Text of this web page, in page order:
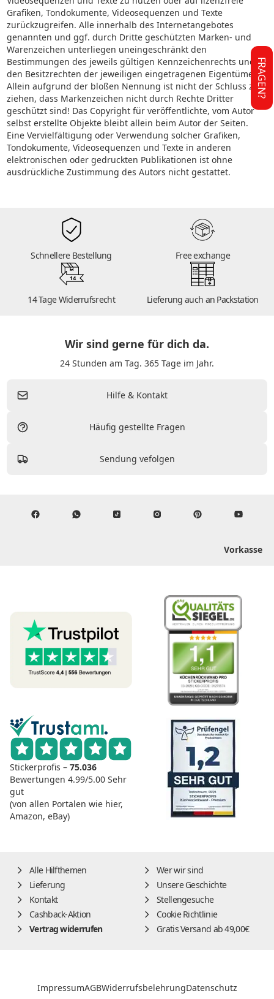
Grafiken, Tondokumente, Videosequenzen und Texte
zurückzugreifen. Alle innerhalb des Internetangebotes
genannten und ggf. durch Dritte geschützten Marken- und
Warenzeichen unterliegen uneingeschränkt den
Bestimmungen des jeweils gültigen Kennzeichenrechts und
den Besitzrechten der jeweiligen eingetragenen Eigentümer.
Allein aufgrund der bloßen Nennung ist nicht der Schluss zu
ziehen, dass Markenzeichen nicht durch Rechte Dritter
geschützt sind! Das Copyright für veröffentlichte, vom Autor
selbst erstellte Objekte bleibt allein beim Autor der Seiten.
Eine Vervielfältigung oder Verwendung solcher Grafiken,
Tondokumente, Videosequenzen und Texte in anderen
elektronischen oder gedruckten Publikationen ist ohne
ausdrückliche Zustimmung des Autors nicht gestattet.
Schnellere Bestellung Free exchange
14
14 Tage Widerrufsrecht Lieferung auch an Packstation
Wir sind gerne für dich da.
24 Stunden am Tag. 365 Tage im Jahr.
Hilfe & Kontakt
Häufig gestellte Fragen
Sendung vefolgen
Vorkasse
Stickerprofis – 75.036
Bewertungen 4.99/5.00 Sehr
gut
(von allen Portalen wie hier,
Amazon, eBay)
Alle Hilfthemen
Wer wir sind
Lieferung
Unsere Geschichte
Kontakt
Stellengesuche
Cashback-Aktion
Cookie Richtlinie
Vertrag widerrufen
Gratis Versand ab 49,00€
ImpressumAGBWiderrufsbelehrungDatenschutz
FRAGEN?